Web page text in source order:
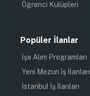
Öğrenci Kulüpleri
Popüler İlanlar
İşe Alım Programları
Yeni Mezun İş İlanları
İstanbul İş İlanları